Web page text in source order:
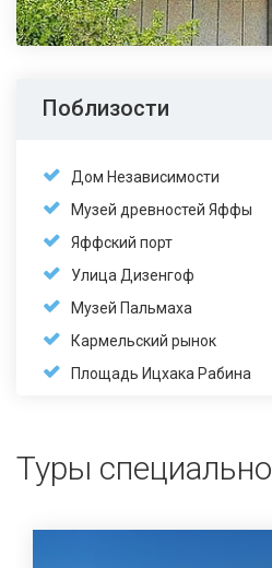
Поблизости
Дом Независимости
Музей древностей Яффы
Яффский порт
Улица Дизенгоф
Музей Пальмаха
Кармельский рынок
Площадь Ицхака Рабина
Туры специально